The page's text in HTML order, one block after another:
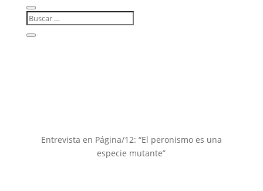
Entrevista en Página/12: “El peronismo es una
especie mutante”